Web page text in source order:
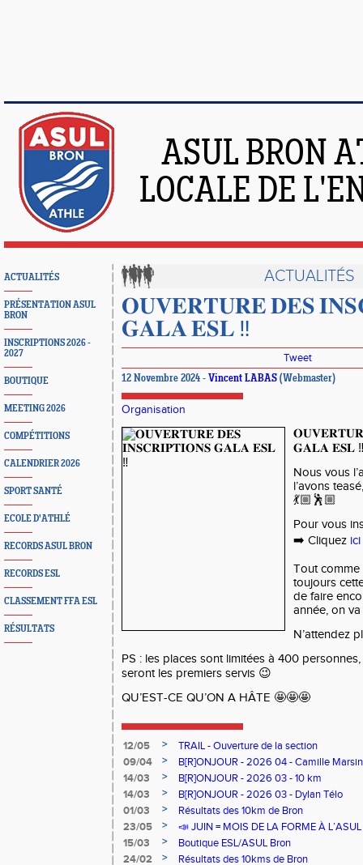
ASUL BRON
LOCALE DE
ACTUALITÉS
PRÉSENTATION ASUL
BRON
INSCRIPTIONS 2026 -
2027
BOUTIQUE
MEETING 2026
COMPÉTITIONS
CALENDRIER 2026
SPORT SANTÉ
ECOLE D'ATHLÉ
RECORDS ASUL BRON
RECORDS ESL
CLASSEMENT FFA ESL
RÉSULTATS
ACTUALITÉS
𝐎𝐔𝐕𝐄𝐑𝐓𝐔𝐑𝐄 𝐃𝐄𝐒
𝐆𝐀𝐋𝐀 𝐄𝐒𝐋 ‼️
Tweet
12 Novembre 2024 - Vincent LABAS (Webmaster)
Organisation
𝐆𝐀𝐋𝐀 𝐄𝐒𝐋
Nous vous
l’avons
💃🏼🕺🏼
Pour vous
➡️ Cliquez ici
Tout comme
toujours
de faire
année, on
N’attendez
PS : les places sont limitées à 400
seront les premiers servis 😉
QU’EST-CE QU’ON A HÂTE 🤩🤩🤩
12/05 >
TRAIL - Ouverture de la section
09/04
>
B[R]ONJOUR - 2026 04 - Camille Marsin
14/03
>
B[R]ONJOUR - 2026 03 - 10 km
14/03
>
B[R]ONJOUR - 2026 03 - Dylan Télo
01/03
>
Résultats des 10km de Bron
23/05
>
📣 JUIN = MOIS DE LA FORME À
15/03
>
Boutique ESL/ASUL Bron
24/02
>
Résultats des 10kms de Bron